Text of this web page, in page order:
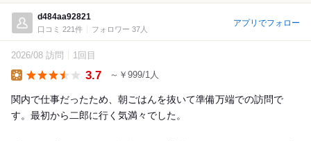
d484aa92821
口コミ 221件 フォロワー 37人
アプリでフォロー
2026/08 訪問 1回目
3.7 ～￥999/1人
関内で仕事だったため、朝ごはんを抜いて準備万端での訪問で
す。最初から二郎に行く気満々でした。